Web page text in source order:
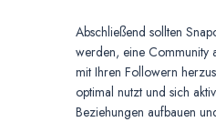
Abschließend sollten
werden, eine Community
mit Ihren Followern
optimal nutzt und sich
Beziehungen aufbauen